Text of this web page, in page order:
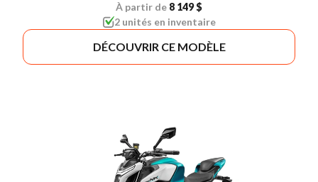
À partir de 8 149 $
2 unités en inventaire
DÉCOUVRIR CE MODÈLE